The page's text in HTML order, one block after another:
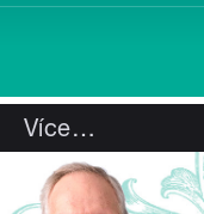
Více…